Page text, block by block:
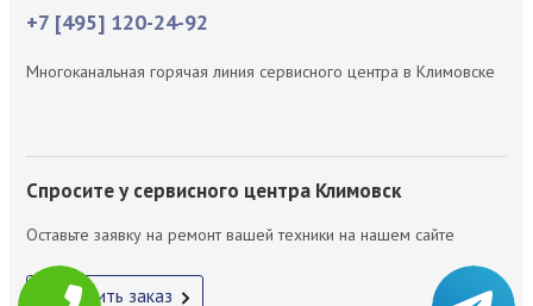
+7 [495] 120-24-92
Многоканальная горячая линия сервисного центра в Климовске
Спросите у сервисного центра Климовск
Оставьте заявку на ремонт вашей техники на нашем сайте
Оформить заказ